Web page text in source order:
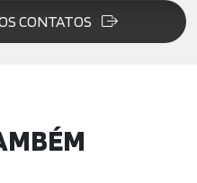
CONTATOS